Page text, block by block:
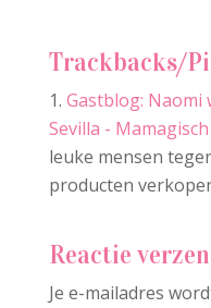
Trackbacks/
Gastblog: Naomi
Sevilla - Mamagisch
leuke mensen
producten
Reactie
Je e-mailadres